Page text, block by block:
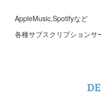
AppleMusic,Spotifyなど
各種サブスクリプションサ